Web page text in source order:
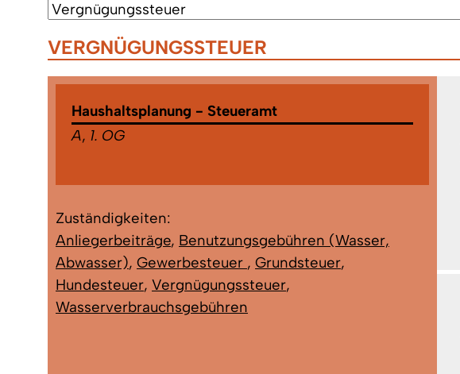
VERGNÜGUNGSSTEUER
Haushaltsplanung - Steueramt
A, 1. OG
Zuständigkeiten:
Anliegerbeiträge, Benutzungsgebühren (Wasser,
Abwasser), Gewerbesteuer , Grundsteuer,
Hundesteuer, Vergnügungssteuer,
Wasserverbrauchsgebühren